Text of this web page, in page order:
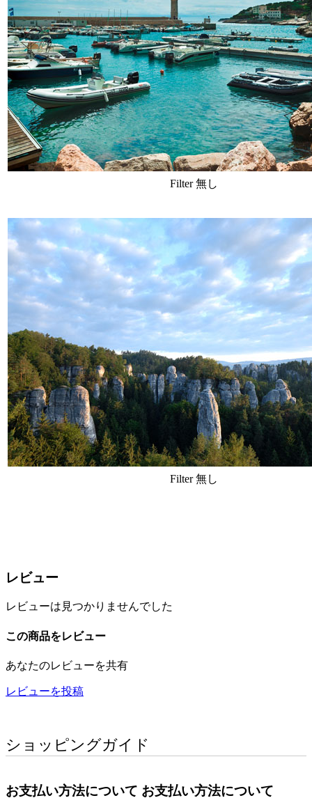
Filter 無し
Filter 無し
レビュー
レビューは見つかりませんでした
この商品をレビュー
あなたのレビューを共有
レビューを投稿
ショッピングガイド
お支払い方法について お支払い方法について